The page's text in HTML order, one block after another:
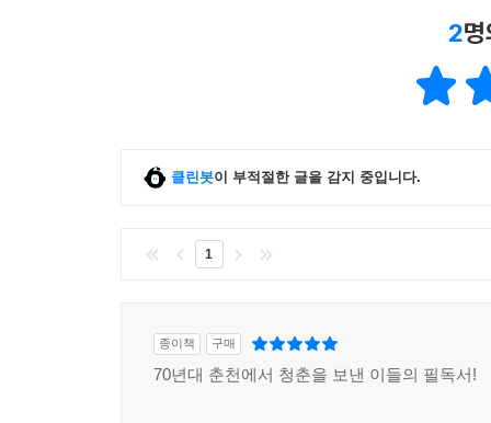
닮은 이 대화법을 나는 어린 시절 대관령 아래
남은 내 삶의 상징적이고 반면적인 저 시간도 순
봄’이던 시절, 절대 독재의 억압과 공포 속에서도
언제 어느 시절을 말하더라도 춘천을 가장 춘천
끝까지 따라 읽으며 소설의 짜임새를 잡아준 도반
2020 여름 춘천 김유정문학촌에서
2
클린봇이 부적절한 글을 감지 중입니다.
1
종이책 구매
70년대 춘천에서 청춘을 보낸 이들의 필독서!